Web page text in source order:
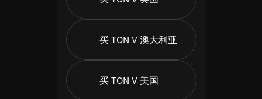
买 TON V 澳大利亚
买 TON V 美国